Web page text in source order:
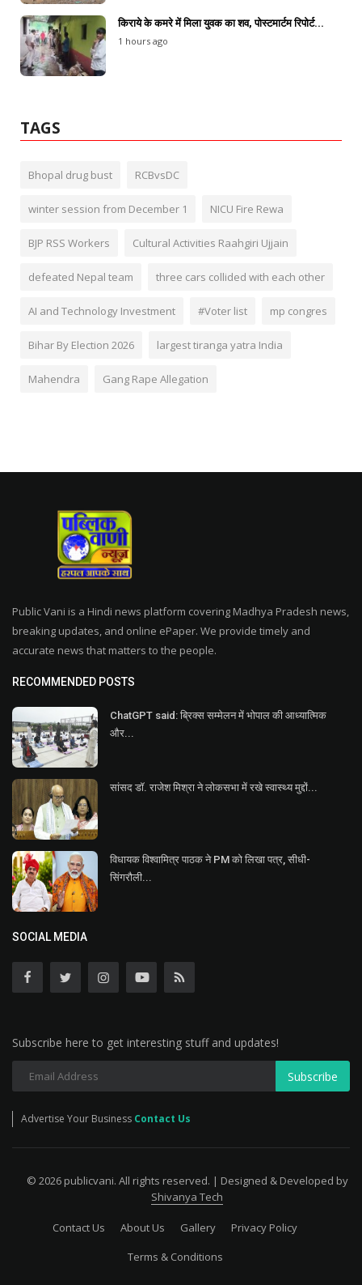
किराये के कमरे में मिला युवक का शव, पोस्टमार्टम रिपोर्ट...
1 hours ago
TAGS
Bhopal drug bust RCBvsDC
winter session from December 1 NICU Fire Rewa
BJP RSS Workers Cultural Activities Raahgiri Ujjain
defeated Nepal team three cars collided with each other
AI and Technology Investment #Voter list mp congres
Bihar By Election 2026 largest tiranga yatra India
Mahendra Gang Rape Allegation
Public Vani is a Hindi news platform covering Madhya Pradesh news,
breaking updates, and online ePaper. We provide timely and
accurate news that matters to the people.
RECOMMENDED POSTS
ChatGPT said: ब्रिक्स सम्मेलन में भोपाल की आध्यात्मिक
और...
सांसद डॉ. राजेश मिश्रा ने लोकसभा में रखे स्वास्थ्य मुद्दों...
विधायक विश्वामित्र पाठक ने PM को लिखा पत्र, सीधी-
सिंगरौली...
SOCIAL MEDIA
Subscribe here to get interesting stuff and updates!
Subscribe
Advertise Your Business Contact Us
© 2026 publicvani. All rights reserved. | Designed & Developed by
Shivanya Tech
Contact Us About Us Gallery
Privacy Policy
Terms & Conditions